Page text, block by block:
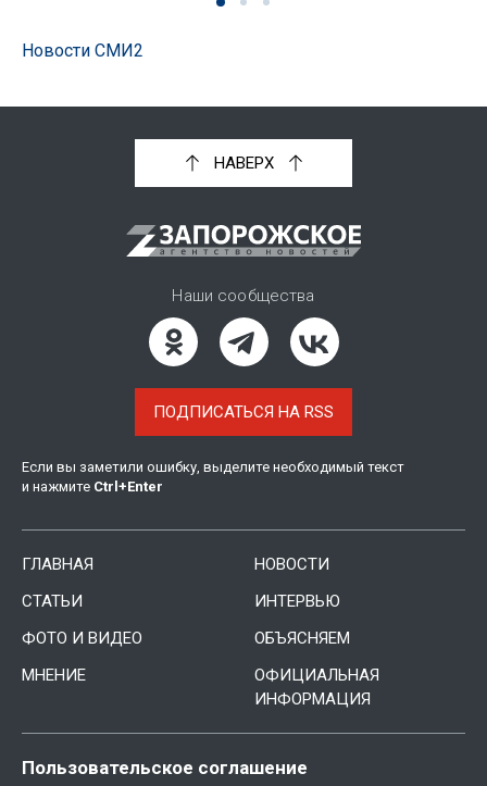
Новости СМИ2
НАВЕРХ
Наши сообщества
ПОДПИСАТЬСЯ НА RSS
Если вы заметили ошибку, выделите необходимый текст
и нажмите Ctrl +Enter
ГЛАВНАЯ
НОВОСТИ
СТАТЬИ
ИНТЕРВЬЮ
ФОТО И ВИДЕО
ОБЪЯСНЯЕМ
МНЕНИЕ
ОФИЦИАЛЬНАЯ
ИНФОРМАЦИЯ
Пользовательское соглашение